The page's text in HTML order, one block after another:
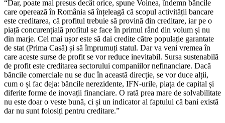
“Dar, poate mai presus decât orice, spune Voinea, îndemn băncile
care operează în România să înțeleagă că scopul activității bancare
este creditarea, că profitul trebuie să provină din creditare, iar pe o
piață concurențială profitul se face în primul rând din volum și nu
din marje. Cel mai ușor este să dai credite către populație garantate
de stat (Prima Casă) și să împrumuți statul. Dar va veni vremea în
care aceste surse de profit se vor reduce inevitabil. Sursa sustenabilă
de profit este creditarea sectorului companiilor nefinanciare. Dacă
băncile comerciale nu se duc în această direcție, se vor duce alții,
cum o și fac deja: băncile nerezidente, IFN-urile, piața de capital și
diferite forme de inovații financiare. O rată prea mare de solvabilitate
nu este doar o veste bună, ci și un indicator al faptului că bani există
dar nu sunt folosiți pentru creditare.”